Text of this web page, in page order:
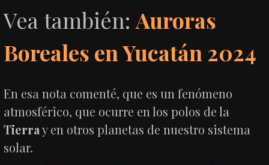
Vea también: Auroras
Boreales en Yucatán 2024
En esa nota comenté, que es un fenómeno
atmosférico, que ocurre en los polos de la
Tierray en otros planetas de nuestro sistema
solar.